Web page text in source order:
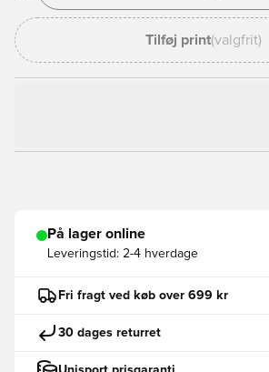
Tilføj print(valgfrit)
På lager online
Leveringstid: 2-4 hverdage
Fri fragt ved køb over 699 kr
30 dages returret